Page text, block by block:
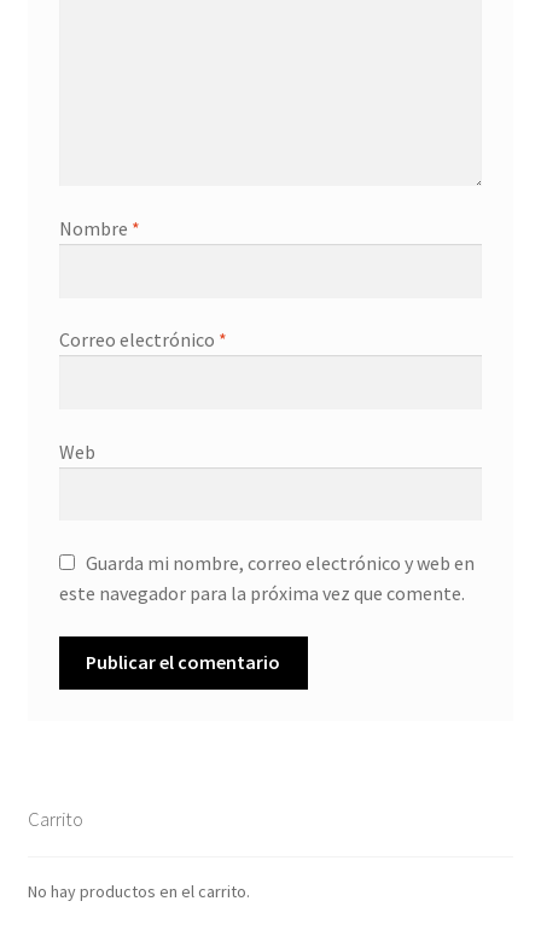
Nombre *
Correo electrónico *
Web
Guarda mi nombre, correo electrónico y web en
este navegador para la próxima vez que comente.
Carrito
No hay productos en el carrito.